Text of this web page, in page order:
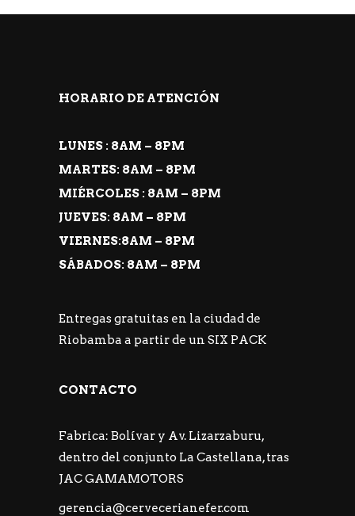
HORARIO DE ATENCIÓN
LUNES : 8AM – 8PM
MARTES: 8AM – 8PM
MIÉRCOLES : 8AM – 8PM
JUEVES: 8AM – 8PM
VIERNES:8AM – 8PM
SÁBADOS: 8AM – 8PM
Entregas gratuitas en la ciudad de
Riobamba a partir de un SIX PACK
CONTACTO
Fabrica: Bolívar y Av. Lizarzaburu,
dentro del conjunto La Castellana, tras
JAC GAMAMOTORS
gerencia@cervecerianefer.com